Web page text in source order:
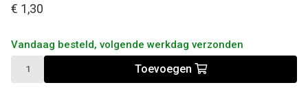
€ 1,30
Vandaag besteld, volgende werkdag verzonden
Toevoegen